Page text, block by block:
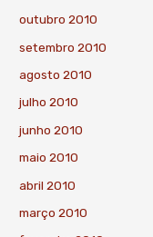
outubro 2010
setembro 2010
agosto 2010
julho 2010
junho 2010
maio 2010
abril 2010
março 2010